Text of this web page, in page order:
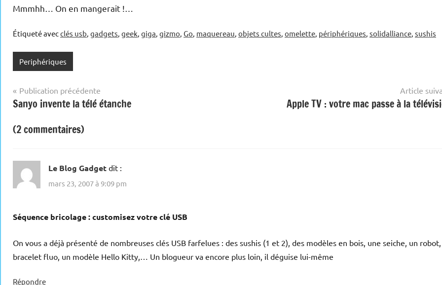
Mmmhh… On en mangerait !…
Étiqueté avecclés usb, gadgets, geek, giga, gizmo, Go, maquereau, objets cultes, omelette, périphériques, solidalliance, sushis
Periphériques
Navigation
de
l’article
Publication précédente
Sanyo invente la télé étanche
Article
Apple TV : votre mac passe à la
(2 commentaires)
Le Blog Gadget dit :
mars 23, 2007 à 9:09 pm
Séquence bricolage : customisez votre clé USB
On vous a déjà présenté de nombreuses clés USB farfelues : des sushis (1 et 2), des modèles en bois, une seiche, un
bracelet fluo, un modèle Hello Kitty,… Un blogueur va encore plus loin, il déguise lui-même
Répondre